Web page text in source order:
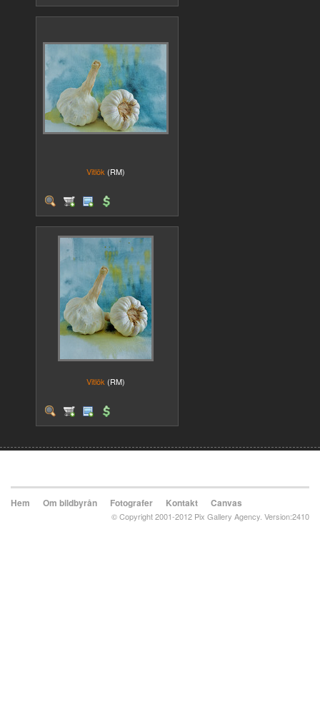
Vitlök (RM)
Vitlök (RM)
Hem Om bildbyrån Fotografer Kontakt Canvas
© Copyright 2001-2012 Pix Gallery Agency. Version:2410